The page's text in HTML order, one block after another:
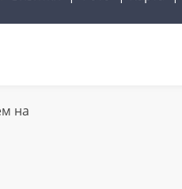
на